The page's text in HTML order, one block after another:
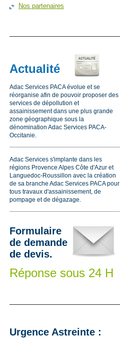
Nos partenaires
Actualité
Adac Services PACA évolue et se
réorganise afin de pouvoir proposer des
services de dépollution et
assainissement dans une plus grande
zone géographique sous la
dénomination Adac Services PACA-
Occitanie.
Adac Services s'implante dans les
régions Provence Alpes Côte d'Azur et
Languedoc-Roussillon avec la création
de sa branche Adac Services PACA pour
tous travaux d'assainissement, de
pompage et de dégazage.
Formulaire
de demande
de devis.
Réponse sous 24 H
Urgence Astreinte :